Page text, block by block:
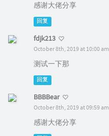
感谢大佬分享
回复
fdjk213
October 8th, 2019 at 10:00 am
测试一下那
回复
BBBBear
October 8th, 2019 at 09:59 am
感谢大佬分享